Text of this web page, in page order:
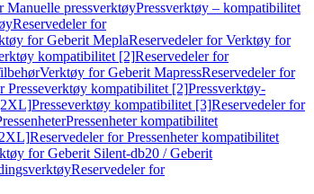
Manuelle pressverktøyPressverktøy – kompatibilitet
Reservedeler for
for Geberit MeplaReservedeler for Verktøy for
kompatibilitet [2]Reservedeler for
Verktøy for Geberit MapressReservedeler for
Presseverktøy kompatibilitet [2]Pressverktøy-
Presseverktøy kompatibilitet [3]Reservedeler for
Pressenheter kompatibilitet
Reservedeler for Pressenheter kompatibilitet
for Geberit Silent-db20 / Geberit
Reservedeler for